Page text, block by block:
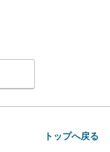
トップへ戻る